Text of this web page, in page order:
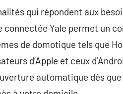
qui répondent aux
Yale permet un
de domotique tels que
d’Apple et ceux
automatique dès